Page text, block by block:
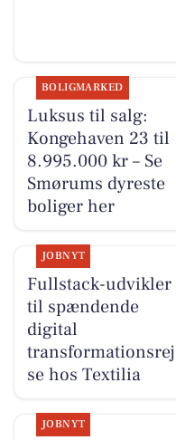
BOLIGMARKED
Luksus til salg:
Kongehaven 23 til
8.995.000 kr – Se
Smørums dyreste
boliger her
JOBNYT
Fullstack-udvikler
til spændende
digital
transformationsrej
se hos Textilia
JOBNYT